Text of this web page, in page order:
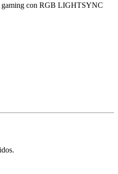
con RGB LIGHTSYNC